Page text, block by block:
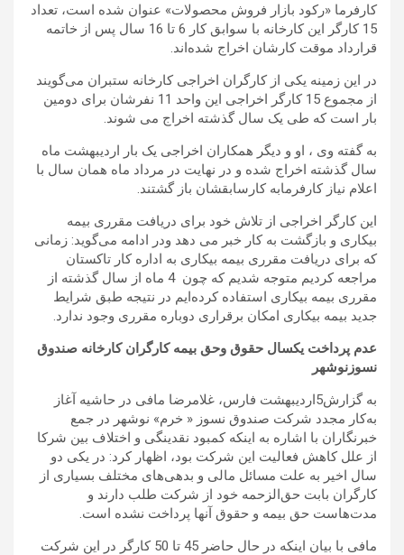
کارفرما «رکود بازار فروش محصولات» عنوان شده است، تعداد
15 کارگر این کارخانه با سوابق کار 6 تا 16 سال پس از خاتمه
قرارداد موقت کارشان اخراج شده‌اند.
در این زمینه یکی از کارگران اخراجی کارخانه ستبران می‌گویند
از مجموع 15 کارگر اخراجی این واحد 11 نفرشان برای دومین
بار است که طی یک سال گذشته اخراج می شوند.
به گفته وی ، او و دیگر همکاران اخراجی یک بار اردیبهشت ماه
سال گذشته اخراج شده و در نهایت در مرداد ماه همان سال با
اعلام نیاز کارفرمابه کارسابقشان باز گشتند.
این کارگر اخراجی از تلاش خود برای دریافت مقرری بیمه
بیکاری و بازگشت به کار خبر می دهد ودر ادامه می‌گوید: زمانی
که برای دریافت مقرری بیمه بیکاری به اداره کار تاکستان
مراجعه کردیم متوجه شدیم که چون 4 ماه از سال گذشته از
مقرری بیمه بیکاری استفاده کرده‌ایم در نتیجه طبق شرایط
جدید بیمه بیکاری امکان برقراری دوباره مقرری وجود ندارد.
عدم پرداخت یکسال حقوق وحق بیمه کارگران کارخانه صندوق
نسوزنوشهر
به گزارش5اردیبهشت فارس، غلامرضا مافی در حاشیه آغاز
به‌کار مجدد شرکت صندوق نسوز « خرم» نوشهر در جمع
خبرنگاران با اشاره به اینکه کمبود نقدینگی و اختلاف بین شرکا
از علل کاهش فعالیت این شرکت بود، اظهار کرد: در یکی دو
سال اخیر به علت مسائل مالی و بدهی‌های مختلف بسیاری از
کارگران بابت حق‌الزحمه خود از شرکت طلب دارند و
مدت‌هاست حق بیمه و حقوق آنها پرداخت نشده است.
مافی با بیان اینکه در حال حاضر 45 تا 50 کارگر در این شرکت